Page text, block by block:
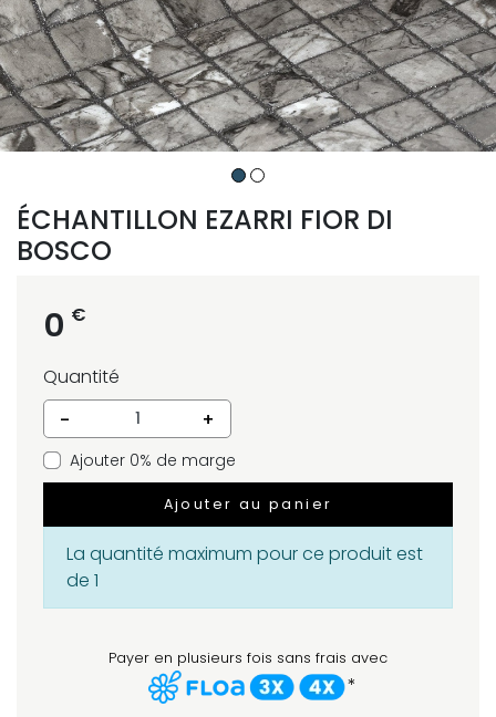
ÉCHANTILLON EZARRI FIOR DI
BOSCO
0 €
Quantité
-
+
Ajouter 0% de marge
Ajouter au panier
La quantité maximum pour ce produit est
de 1
Payer en plusieurs fois sans frais avec
*